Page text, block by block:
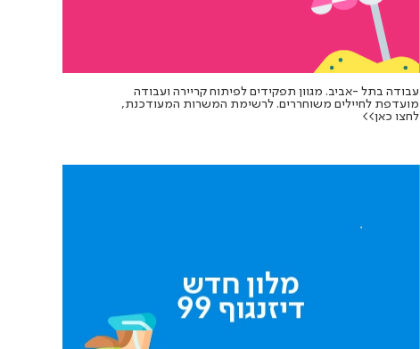
עבודה בתל -אביב. מגוון תפקידים לפיתוח קריירה ועבודה
מועדפת לחיילים משוחררים. לרשימת המשרות המעודכנת,
לחצו כאן>>